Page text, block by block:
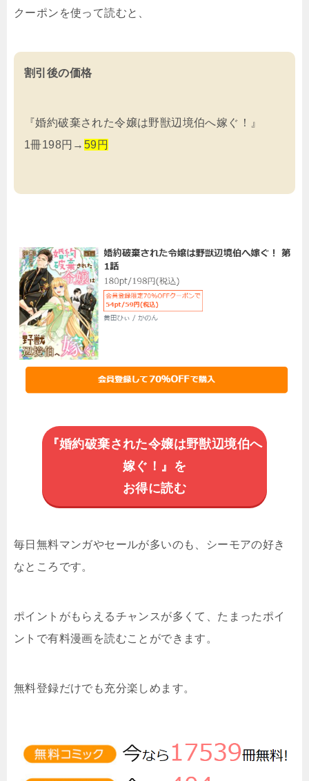
クーポンを使って読むと、
割引後の価格
『婚約破棄された令嬢は野獣辺境伯へ嫁ぐ！』
1冊198円→ 59円
『婚約破棄された令嬢は野獣辺境伯へ
嫁ぐ！』を
お得に読む
毎日無料マンガやセールが多いのも、シーモアの好き
なところです。
ポイントがもらえるチャンスが多くて、たまったポイ
ントで有料漫画を読むことができます。
無料登録だけでも充分楽しめます。